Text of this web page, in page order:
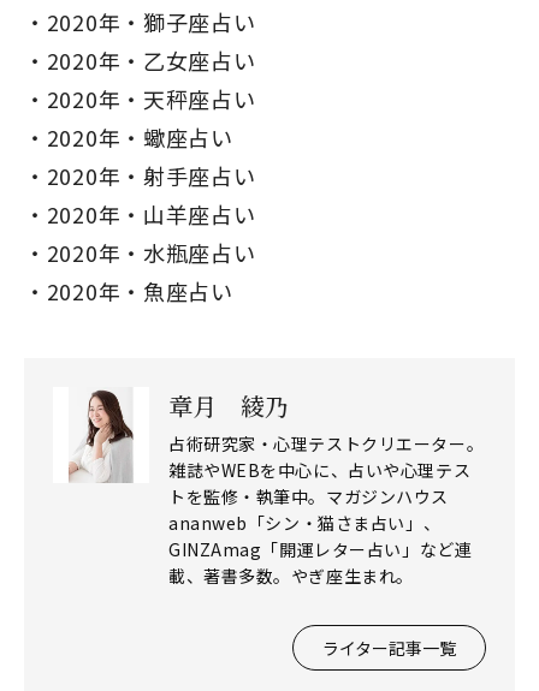
2020年・獅子座占い
2020年・乙女座占い
2020年・天秤座占い
2020年・蠍座占い
2020年・射手座占い
2020年・山羊座占い
2020年・水瓶座占い
2020年・魚座占い
章月 綾乃
占術研究家・心理テストクリエーター。
雑誌やWEBを中心に、占いや心理テス
トを監修・執筆中。マガジンハウス
ananweb「シン・猫さま占い」、
GINZAmag「開運レター占い」など連
載、著書多数。やぎ座生まれ。
ライター記事一覧